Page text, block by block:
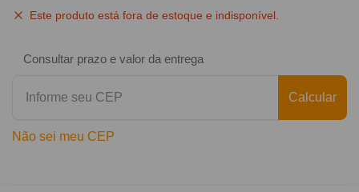
Este produto está fora de estoque e indisponível.
Consultar prazo e valor da entrega
Calcular
Não sei meu CEP